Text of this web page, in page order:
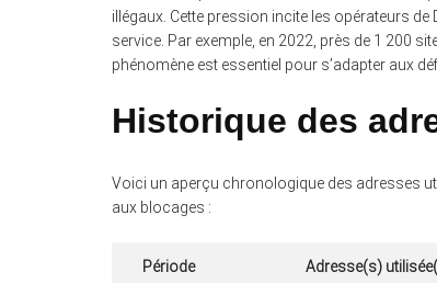
illégaux. Cette pression incite les opérateurs de
service. Par exemple, en 2022, près de 1 200
phénomène est essentiel pour s’adapter aux
Historique des
Voici un aperçu chronologique des adresses
aux blocages :
Période Adresse(s)